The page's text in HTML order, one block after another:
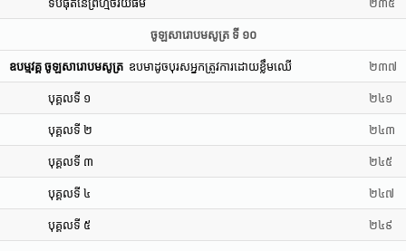
ទីបំផុតនៃព្រហ្មចរិយធម៌ ២៣៥
ចូឡសារោបមសូត្រ ទី ១០
ឧបម្មវគ្គ ចូឡសារោបមសូត្រ ឧបមាដូចបុរសអ្នកត្រូវការដោយខ្លឹមឈើ ២៣៧
បុគ្គលទី ១ ២៤១
បុគ្គលទី ២ ២៤៣
បុគ្គលទី ៣ ២៤៥
បុគ្គលទី ៤ ២៤៧
បុគ្គលទី ៥ ២៤៩